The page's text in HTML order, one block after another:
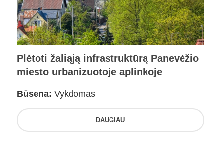
Plėtoti žaliąją infrastruktūrą Panevėžio
miesto urbanizuotoje aplinkoje
Būsena: Vykdomas
DAUGIAU